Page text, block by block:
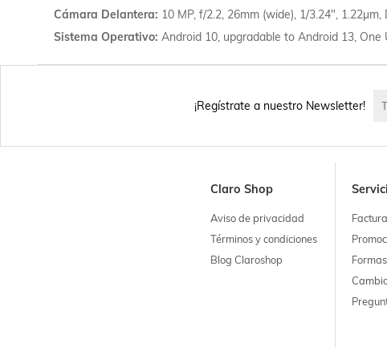
Cámara Delantera 10 MP, f/2.2, 26mm (wide), 1/3.24", 1.22µm,
Sistema Operativo Android 10, upgradable to Android 13, One
¡Regístrate a nuestro Newsletter!
Claro Shop
Aviso de privacidad
Términos y condiciones
Blog Claroshop